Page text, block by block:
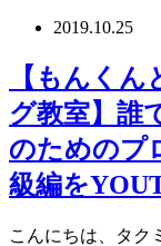
2019.10.25
【もんく
グ教室】誰
のためのプ
級編を
こんにちは、タ